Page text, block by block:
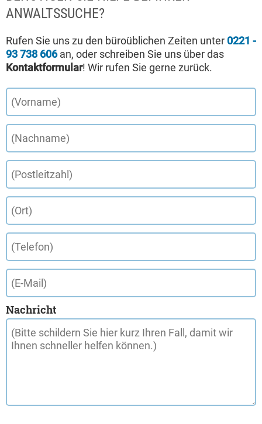
ANWALTSSUCHE?
Rufen Sie uns zu den büroüblichen Zeiten unter 0221 -
93 738 606an, oder schreiben Sie uns über das
Kontaktformular! Wir rufen Sie gerne zurück.
Nachricht